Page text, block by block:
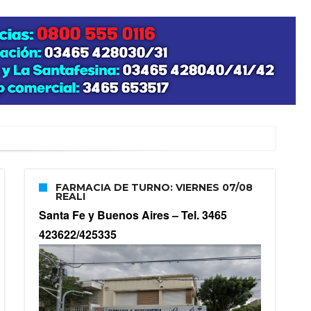
FARMACIA DE TURNO: VIERNES 07/08
REALI
Santa Fe y Buenos Aires –Tel. 3465
423622/425335